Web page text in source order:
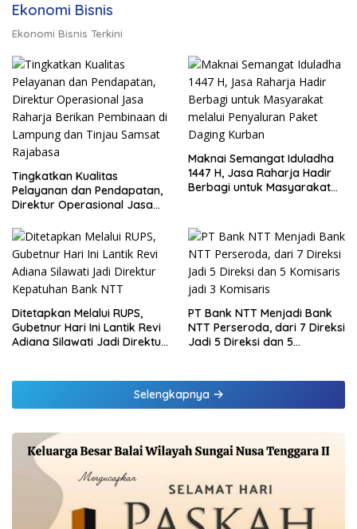
Ekonomi Bisnis
Ekonomi Bisnis Terkini
Tingkatkan Kualitas
Pelayanan dan Pendapatan,
Direktur Operasional Jasa
di Lampung dan Tinjau
Samsat Rajabasa
Maknai Semangat Iduladha
1447 H, Jasa Raharja Hadir
Berbagi untuk Masyarakat
Ditetapkan Melalui RUPS,
Gubetnur Hari Ini Lantik Revi
Adiana Silawati Jadi Direktur
PT Bank NTT Menjadi Bank
NTT Perseroda, dari 7 Direksi
Jadi 5 Direksi dan 5
Selengkapnya